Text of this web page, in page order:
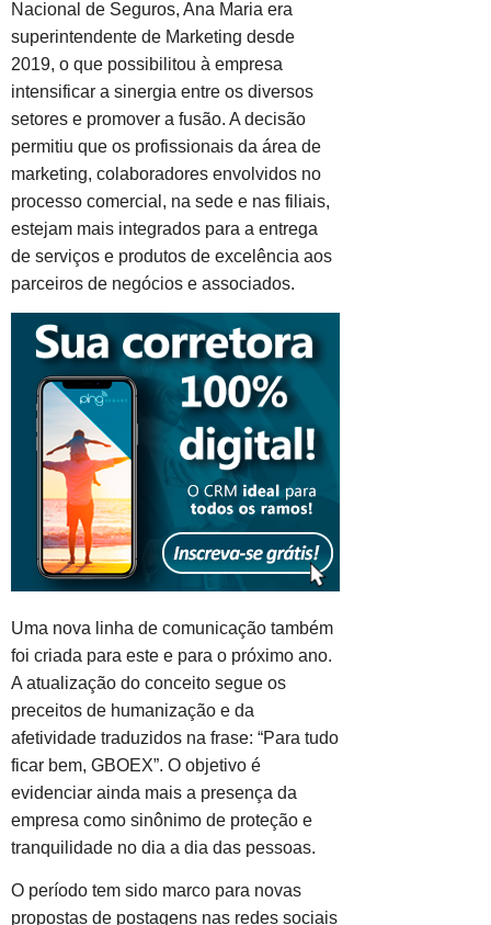
Nacional de Seguros, Ana Maria era
superintendente de Marketing desde
2019, o que possibilitou à empresa
intensificar a sinergia entre os diversos
setores e promover a fusão. A decisão
permitiu que os profissionais da área de
marketing, colaboradores envolvidos no
processo comercial, na sede e nas filiais,
estejam mais integrados para a entrega
de serviços e produtos de excelência aos
parceiros de negócios e associados.
Uma nova linha de comunicação também
foi criada para este e para o próximo ano.
A atualização do conceito segue os
preceitos de humanização e da
afetividade traduzidos na frase: “Para tudo
ficar bem, GBOEX”. O objetivo é
evidenciar ainda mais a presença da
empresa como sinônimo de proteção e
tranquilidade no dia a dia das pessoas.
O período tem sido marco para novas
propostas de postagens nas redes sociais